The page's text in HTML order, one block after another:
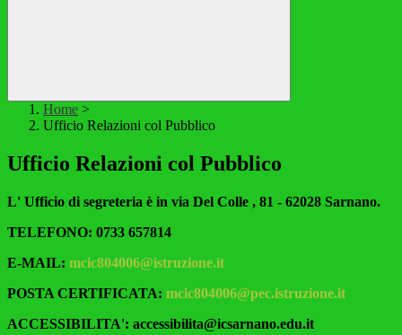
Home >
Ufficio Relazioni col Pubblico
Ufficio Relazioni col Pubblico
L' Ufficio di segreteria è in via Del Colle , 81 - 62028 Sarnano.
TELEFONO: 0733 657814
E-MAIL: mcic804006@istruzione.it
POSTA CERTIFICATA: mcic804006@pec.istruzione.it
ACCESSIBILITA': accessibilita@icsarnano.edu.it